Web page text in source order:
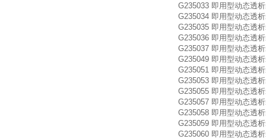
G235033 即用型动态透
G235034 即用型动态透
G235035 即用型动态透
G235036 即用型动态透
G235037 即用型动态透
G235049 即用型动态透
G235051 即用型动态透
G235053 即用型动态透
G235055 即用型动态透
G235057 即用型动态透
G235058 即用型动态透
G235059 即用型动态透
G235060 即用型动态透